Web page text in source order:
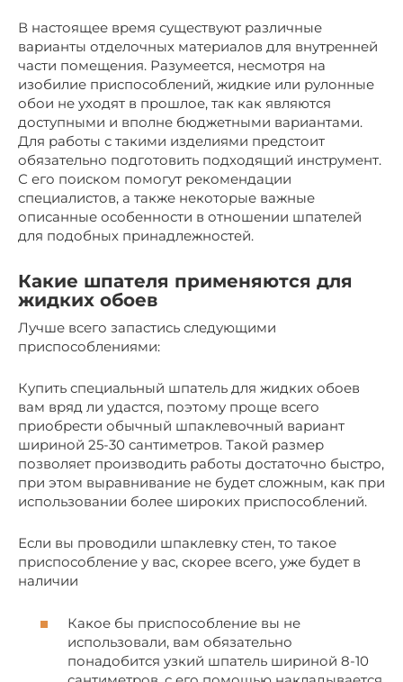
В настоящее время существуют различные
варианты отделочных материалов для внутренней
части помещения. Разумеется, несмотря на
изобилие приспособлений, жидкие или рулонные
обои не уходят в прошлое, так как являются
доступными и вполне бюджетными вариантами.
Для работы с такими изделиями предстоит
обязательно подготовить подходящий инструмент.
С его поиском помогут рекомендации
специалистов, а также некоторые важные
описанные особенности в отношении шпателей
для подобных принадлежностей.
Какие шпателя применяются для
жидких обоев
Лучше всего запастись следующими
приспособлениями:
Купить специальный шпатель для жидких обоев
вам вряд ли удастся, поэтому проще всего
приобрести обычный шпаклевочный вариант
шириной 25-30 сантиметров. Такой размер
позволяет производить работы достаточно быстро,
при этом выравнивание не будет сложным, как при
использовании более широких приспособлений.
Если вы проводили шпаклевку стен, то такое
приспособление у вас, скорее всего, уже будет в
наличии
Какое бы приспособление вы не
использовали, вам обязательно
понадобится узкий шпатель шириной 8-10